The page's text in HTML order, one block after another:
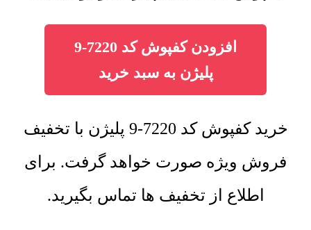
افزودن کفپوش کد 7220-9
پلیژن به سبد خرید
خرید کفپوش کد 7220-9 پلیژن با تخفیف
فروش ویژه صورت خواهد گرفت. برای
اطلاع از تخفیف ها تماس بگیرید.